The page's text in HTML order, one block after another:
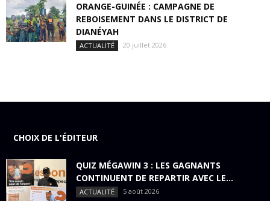
ORANGE-GUINÉE : CAMPAGNE DE
REBOISEMENT DANS LE DISTRICT DE
DIANÉYAH
ACTUALITÉ 20 juillet 2026
CHOIX DE L'ÉDITEUR
QUIZ MÉGAWIN 3 : LES GAGNANTS
CONTINUENT DE REPARTIR AVEC LE...
ACTUALITÉ 5 août 2026